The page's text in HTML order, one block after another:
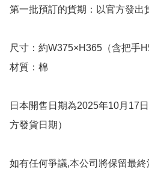
第一批預訂的貨期：以官方發出
尺寸：約W375×H365（含把手
材質：棉
日本開售日期為2025年10月17
方發貨日期）
如有任何爭議,本公司將保留最終